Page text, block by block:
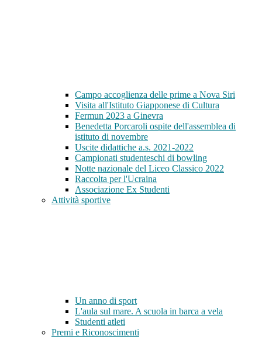
Campo accoglienza delle prime a Nova Siri
Visita all'Istituto Giapponese di Cultura
Fermun 2023 a Ginevra
Benedetta Porcaroli ospite dell'assemblea di
istituto di novembre
Uscite didattiche a.s. 2021-2022
Campionati studenteschi di bowling
Notte nazionale del Liceo Classico 2022
Raccolta per l'Ucraina
Associazione Ex Studenti
Attività sportive
Un anno di sport
L'aula sul mare. A scuola in barca a vela
Studenti atleti
Premi e Riconoscimenti